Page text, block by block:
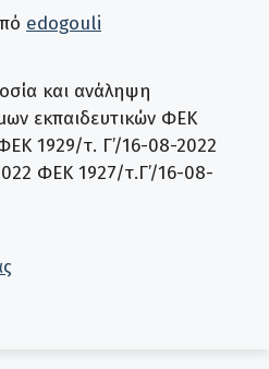
edogouli
και ανάληψη
εκπαιδευτικών ΦΕΚ
1929/τ. Γ’/16-08-2022
ΦΕΚ 1927/τ.Γ’/16-08-